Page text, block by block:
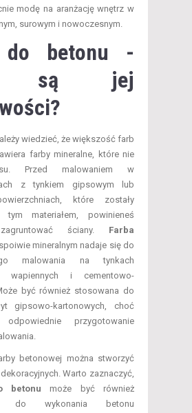
modę na aranżację wnętrz w
surowym i nowoczesnym.
do betonu -
są jej
wiedzieć, że większość farb
farby mineralne, które nie
Przed malowaniem w
z tynkiem gipsowym lub
które zostały
tym materiałem, powinieneś
ściany. Farba
mineralnym nadaje się do
malowania na tynkach
wapiennych i cementowo-
być również stosowana do
gipsowo-kartonowych, choć
przygotowanie
betonowej można stworzyć
Warto zaznaczyć,
betonu może być również
do wykonania betonu